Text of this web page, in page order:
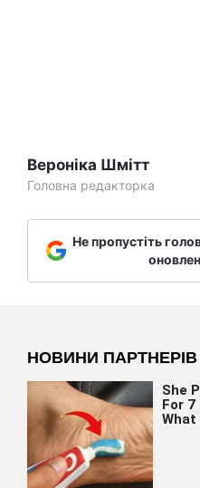
Вероніка Шмітт
Головна редакторка
Не пропустіть